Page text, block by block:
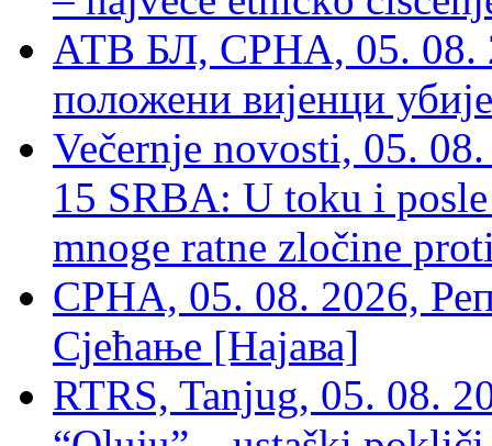
АТВ БЛ, СРНА, 05. 08.
положени вијенци
Večernje novosti, 05.
15 SRBA: U toku i
mnoge ratne zločine
СРНА, 05. 08. 2026,
Сјећање [Најава]
RTRS, Tanjug, 05. 08.